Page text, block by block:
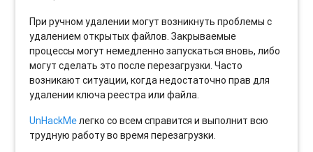
При ручном удалении могут возникнуть проблемы с
удалением открытых файлов. Закрываемые
процессы могут немедленно запускаться вновь, либо
могут сделать это после перезагрузки. Часто
возникают ситуации, когда недостаточно прав для
удалении ключа реестра или файла.
UnHackMeлегко со всем справится и выполнит всю
трудную работу во время перезагрузки.